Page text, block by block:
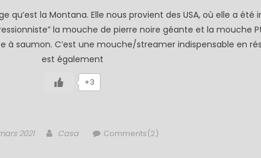
qu’est la Montana. Elle nous provient des USA, où elle a été
la mouche de pierre noire géante et la mouche
à saumon. C’est une mouche/streamer indispensable en
est également
+3
2021 Author
Casa Comments(2)